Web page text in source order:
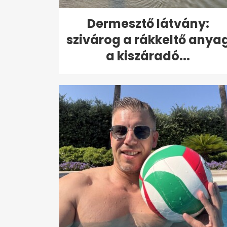
Dermesztő látvány:
szivárog a rákkeltő
a kiszáradó...